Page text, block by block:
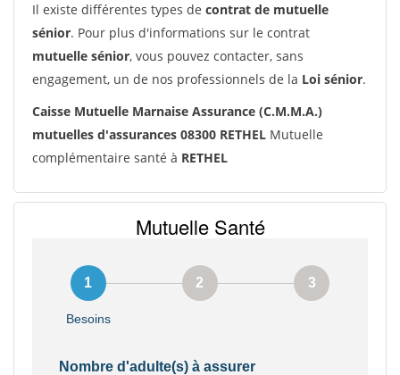
Il existe différentes types de contrat de mutuelle
sénior. Pour plus d'informations sur le contrat
mutuelle sénior, vous pouvez contacter, sans
engagement, un de nos professionnels de la Loi sénior.
Caisse Mutuelle Marnaise Assurance (C.M.M.A.)
mutuelles d'assurances 08300 RETHEL Mutuelle
complémentaire santé à RETHEL